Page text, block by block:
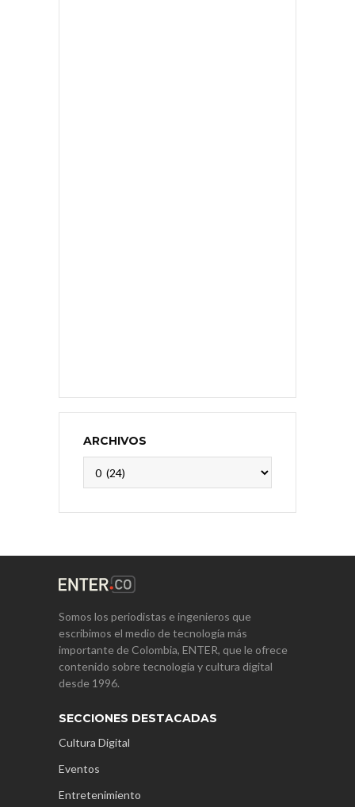
ARCHIVOS
Somos los periodistas e ingenieros que
escribimos el medio de tecnología más
importante de Colombia, ENTER, que le ofrece
contenido sobre tecnología y cultura digital
desde 1996.
SECCIONES DESTACADAS
Cultura Digital
Eventos
Entretenimiento